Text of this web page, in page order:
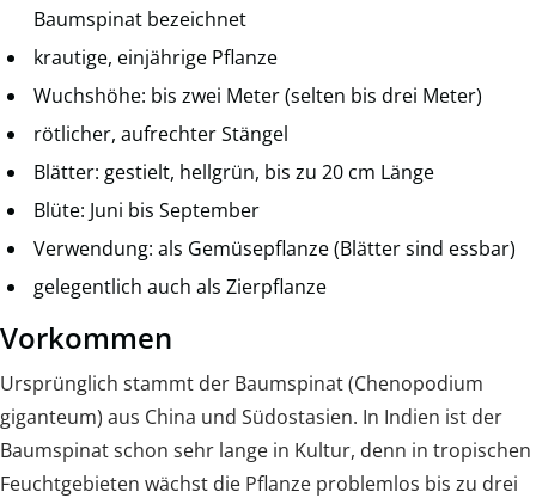
Baumspinat bezeichnet
krautige, einjährige Pflanze
Wuchshöhe: bis zwei Meter (selten bis drei Meter)
rötlicher, aufrechter Stängel
Blätter: gestielt, hellgrün, bis zu 20 cm Länge
Blüte: Juni bis September
Verwendung: als Gemüsepflanze (Blätter sind essbar)
gelegentlich auch als Zierpflanze
Vorkommen
Ursprünglich stammt der Baumspinat (Chenopodium
giganteum) aus China und Südostasien. In Indien ist der
Baumspinat schon sehr lange in Kultur, denn in tropischen
Feuchtgebieten wächst die Pflanze problemlos bis zu drei